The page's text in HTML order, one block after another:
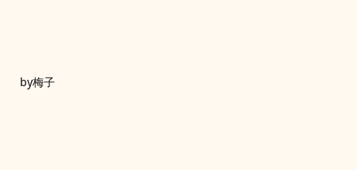
by梅子